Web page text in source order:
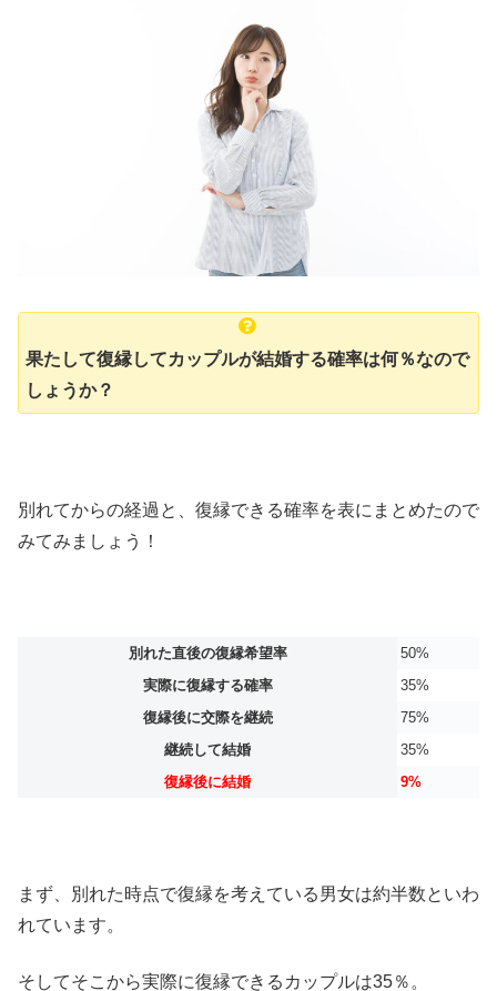
果たして復縁してカップルが結婚する確率は何％なので
しょうか？
別れてからの経過と、復縁できる確率を表にまとめたので
みてみましょう！
別れた直後の復縁希望率
50%
実際に復縁する確率
35%
復縁後に交際を継続
75%
継続して結婚
35%
復縁後に結婚
9%
まず、別れた時点で復縁を考えている男女は約半数といわ
れています。
そしてそこから実際に復縁できるカップルは35％。